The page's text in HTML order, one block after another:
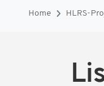
Home HLRS-